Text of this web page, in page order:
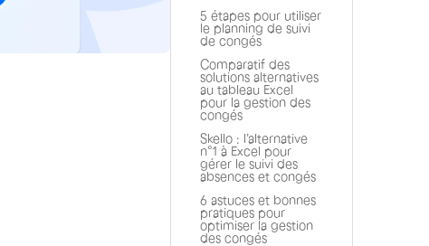
5 étapes pour utiliser
le planning de suivi
de congés
Comparatif des
solutions alternatives
au tableau Excel
pour la gestion des
congés
Skello : l’alternative
n°1 à Excel pour
gérer le suivi des
absences et congés
6 astuces et bonnes
pratiques pour
optimiser la gestion
des congés